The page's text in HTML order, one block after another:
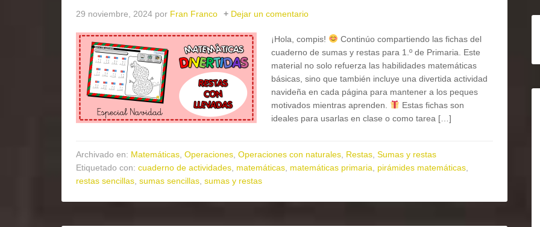
29 noviembre, 2024 por Fran Franco Dejar un comentario
¡Hola, compis!
Continúo compartiendo las fichas del
cuaderno de sumas y restas para 1.º de Primaria. Este
material no solo refuerza las habilidades matemáticas
básicas, sino que también incluye una divertida actividad
navideña en cada página para mantener a los peques
motivados mientras aprenden.
Estas fichas son
ideales para usarlas en clase o como tarea […]
Archivado en: Matemáticas Operaciones Operaciones con naturales Restas Sumas y restas
Etiquetado con: cuaderno de actividades matemáticas matemáticas primaria pirámides matemáticas
restas sencillas sumas sencillas sumas y restas